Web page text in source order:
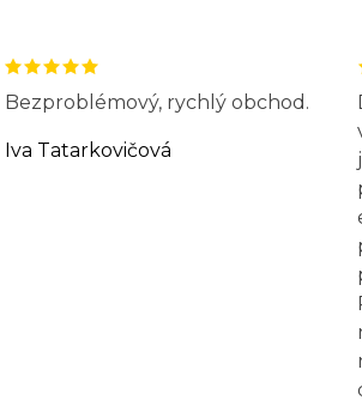
Bezproblémový, rychlý obchod.
Iva Tatarkovičová